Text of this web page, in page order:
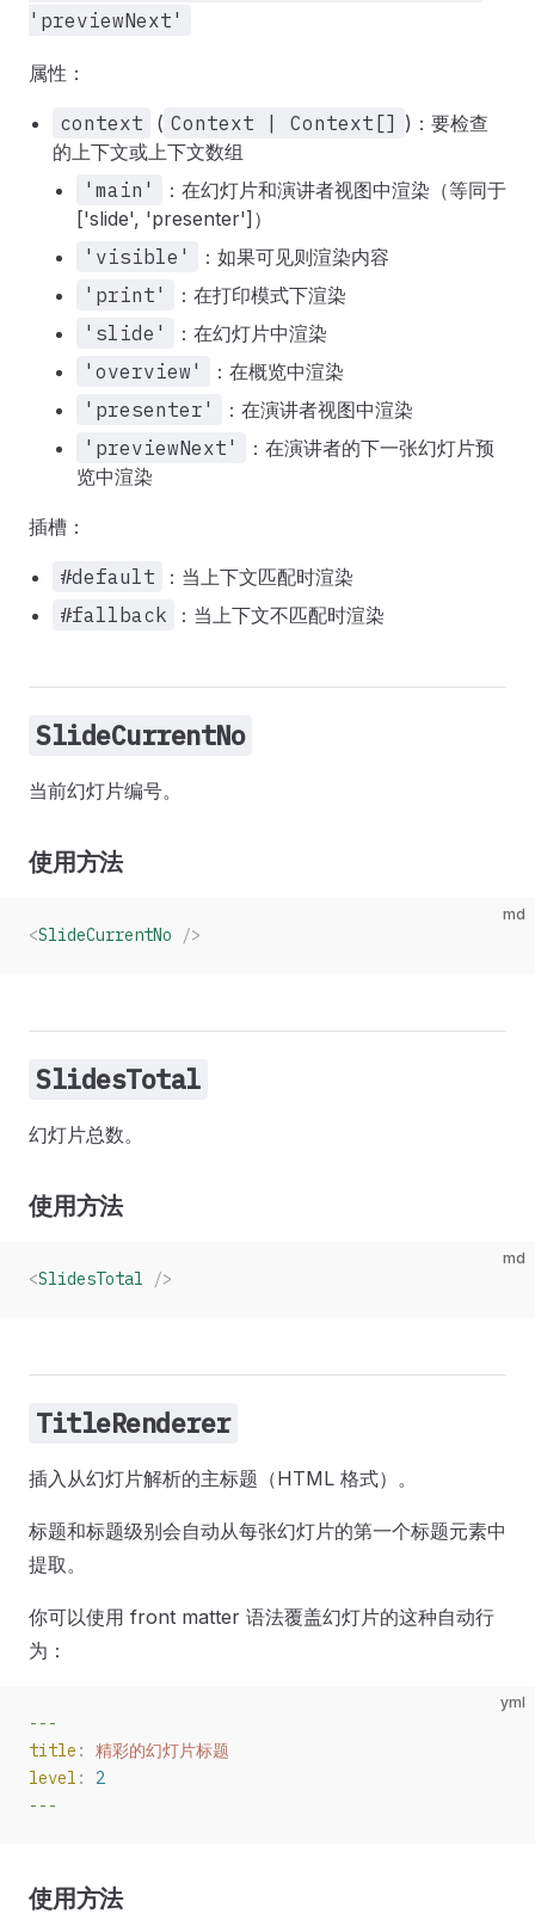
'previewNext'
属性：
context ( Context | Context[] )：要检查
的上下文或上下文数组
'main'
：在幻灯片和演讲者视图中渲染（等同于
['slide', 'presenter']）
'visible'
：如果可见则渲染内容
'print'
：在打印模式下渲染
'slide'
：在幻灯片中渲染
'overview'
：在概览中渲染
'presenter'
：在演讲者视图中渲染
'previewNext'
：在演讲者的下一张幻灯片预
览中渲染
插槽：
#default
：当上下文匹配时渲染
#fallback
：当上下文不匹配时渲染
SlideCurrentNo
当前幻灯片编号。
使用方法
md
<SlideCurrentNo />
SlidesTotal
幻灯片总数。
使用方法
md
<SlidesTotal />
TitleRenderer
插入从幻灯片解析的主标题（HTML 格式）。
标题和标题级别会自动从每张幻灯片的第一个标题元素中
提取。
你可以使用 front matter 语法覆盖幻灯片的这种自动行
为：
yml
---
title :
精彩的幻灯片标题
level :
2
---
使用方法